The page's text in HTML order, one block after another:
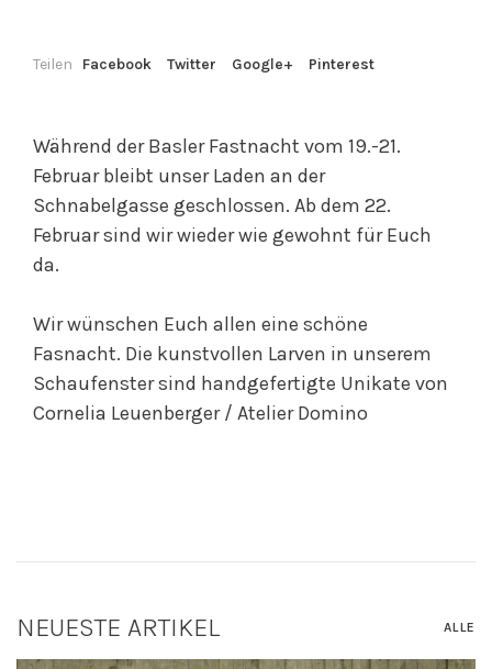
Teilen Facebook Twitter Google+ Pinterest
Während der Basler Fastnacht vom 19.-21.
Februar bleibt unser Laden an der
Schnabelgasse geschlossen. Ab dem 22.
Februar sind wir wieder wie gewohnt für Euch
da.
Wir wünschen Euch allen eine schöne
Fasnacht. Die kunstvollen Larven in unserem
Schaufenster sind handgefertigte Unikate von
Cornelia Leuenberger / Atelier Domino
NEUESTE ARTIKEL ALLE